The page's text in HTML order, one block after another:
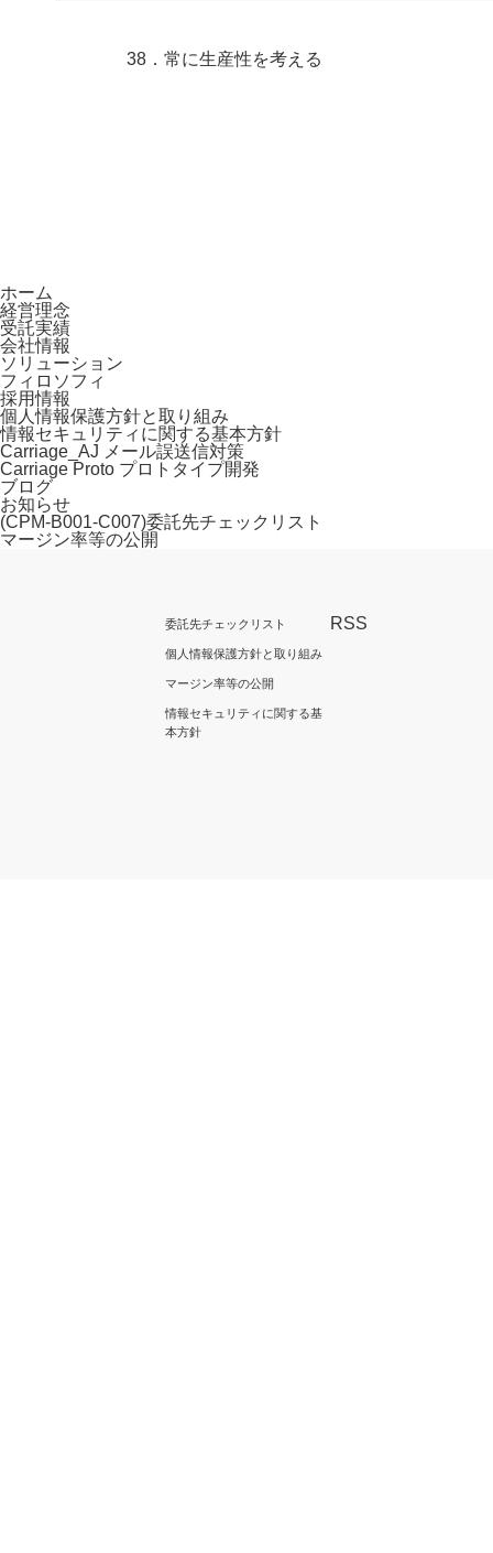
38．常に生産性を考える
ホーム
経営理念
受託実績
会社情報
ソリューション
フィロソフィ
採用情報
個人情報保護方針と取り組み
情報セキュリティに関する基本方針
Carriage_AJ メール誤送信対策
Carriage Proto プロトタイプ開発
ブログ
お知らせ
(CPM-B001-C007)委託先チェックリスト
マージン率等の公開
委託先チェックリスト
個人情報保護方針と取り組み
マージン率等の公開
情報セキュリティに関する基
本方針
RSS